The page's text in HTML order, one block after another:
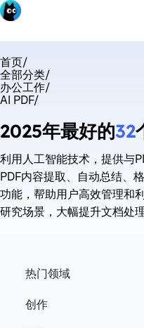
首页/
全部分类/
办公工作/
AI PDF/
2025年最好的32
利用人工智能技术，提供与
PDF内容提取、自动总结、
功能，帮助用户高效管理和
研究场景，大幅提升文档处
热门领域
创作